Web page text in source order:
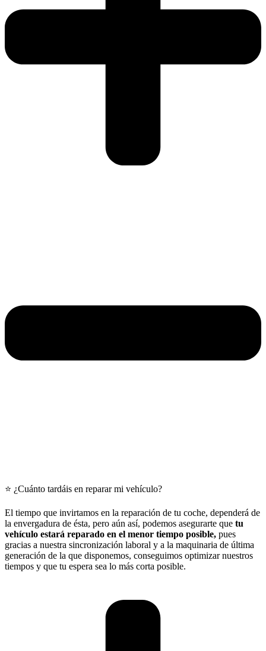
⭐ ¿Cuánto tardáis en reparar mi vehículo?
El tiempo que invirtamos en la reparación de tu coche, dependerá de
la envergadura de ésta, pero aún así, podemos asegurarte que tu
vehículo estará reparado en el menor tiempo posible, pues
gracias a nuestra sincronización laboral y a la maquinaria de última
generación de la que disponemos, conseguimos optimizar nuestros
tiempos y que tu espera sea lo más corta posible.